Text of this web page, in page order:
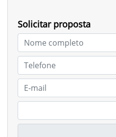
Solicitar proposta